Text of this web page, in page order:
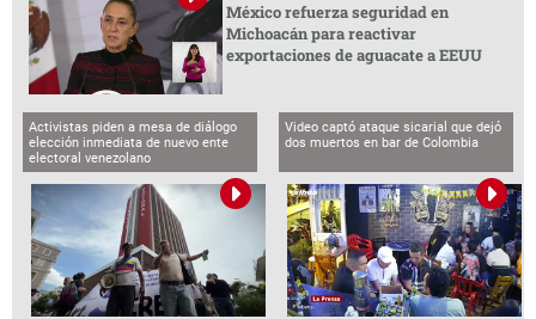
México refuerza seguridad en
Michoacán para reactivar
exportaciones de aguacate a EEUU
Activistas piden a mesa de diálogo
elección inmediata de nuevo ente
electoral venezolano
Video captó ataque sicarial que dejó
dos muertos en bar de Colombia